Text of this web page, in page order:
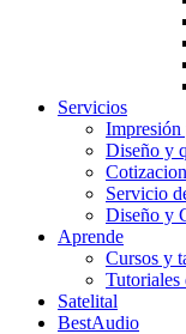
Servicios
Impresión
Diseño y
Servicio
Diseño y
Aprende
Cursos y
Tutoriales
Satelital
BestAudio